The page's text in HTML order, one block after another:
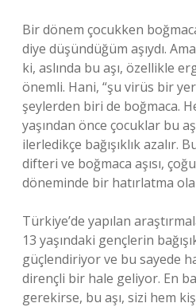
Bir dönem çocukken
diye düşündüğüm aşıydı.
ki, aslında bu aşı, özellikle
önemli. Hani, “şu virüs bir
şeylerden biri de boğmaca.
yaşından önce çocuklar bu
ilerledikçe bağışıklık azalır.
difteri ve boğmaca aşısı,
döneminde bir hatırlatma
Türkiye’de yapılan
13 yaşındaki gençlerin
güçlendiriyor ve bu sayede
dirençli bir hale geliyor. En
gerekirse, bu aşı, sizi hem